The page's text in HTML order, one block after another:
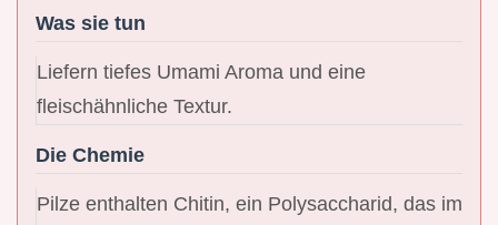
Was sie tun
Liefern tiefes Umami Aroma und eine
fleischähnliche Textur.
Die Chemie
Pilze enthalten Chitin, ein Polysaccharid, das im